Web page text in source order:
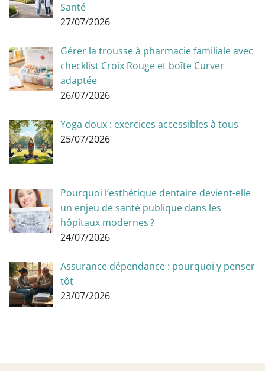
Santé
27/07/2026
Gérer la trousse à pharmacie familiale avec
checklist Croix Rouge et boîte Curver
adaptée
26/07/2026
Yoga doux : exercices accessibles à tous
25/07/2026
Pourquoi l’esthétique dentaire devient-elle
un enjeu de santé publique dans les
hôpitaux modernes ?
24/07/2026
Assurance dépendance : pourquoi y penser
tôt
23/07/2026